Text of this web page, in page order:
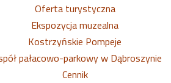
Oferta turystyczna
Ekspozycja muzealna
Kostrzyńskie Pompeje
pałacowo-parkowy w Dąbroszynie
Cennik